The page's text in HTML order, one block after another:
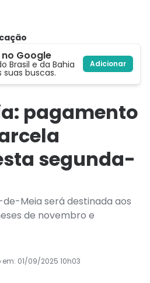
no Google
Brasil e da Bahia
buscas.
Adicionar
pagamento
segunda-
Meia será destinada aos
de novembro e
01/09/2025 10h03